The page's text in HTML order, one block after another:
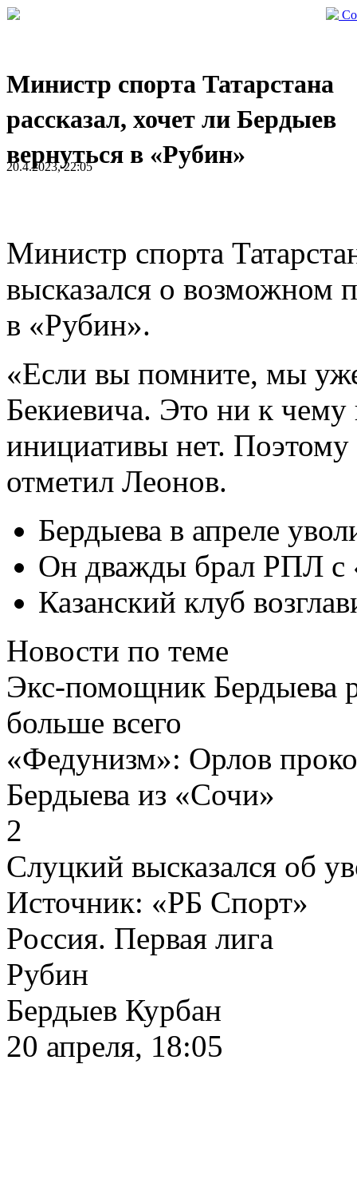
Министр спорта Татарстана
рассказал, хочет ли Бердыев
вернуться в «Рубин»
20.4.2023, 22:05
Министр спорта
высказался о возможном
в «Рубин».
«Если вы помните, мы
Бекиевича. Это ни к
инициативы нет. Поэтому
отметил Леонов.
Бердыева в апреле
Он дважды брал РПЛ с
Казанский клуб
Новости по теме
Экс-помощник Бердыева
больше всего
«Федунизм»: Орлов
Бердыева из «Сочи»
2
Слуцкий высказался об
Источник: «РБ Спорт»
Россия. Первая лига
Рубин
Бердыев Курбан
20 апреля, 18:05